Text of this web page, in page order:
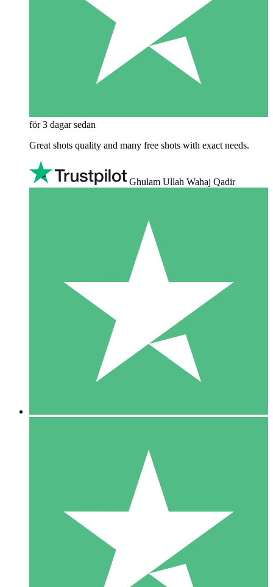
för 3 dagar sedan
Great shots quality and many free shots with exact needs.
Ghulam Ullah Wahaj Qadir